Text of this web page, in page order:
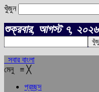
খুঁজুন
শুক্রবার, আগস্ট ৭, ২০২৬
সবার বাংলা
মেনু ≡ ╳
প্রচ্ছদ